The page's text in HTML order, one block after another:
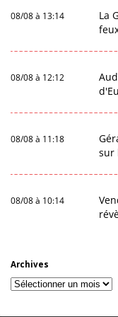
08/08 à 13:14
La
08/08 à 12:12
08/08 à 11:18
sur
08/08 à 10:14
Archives
Archives